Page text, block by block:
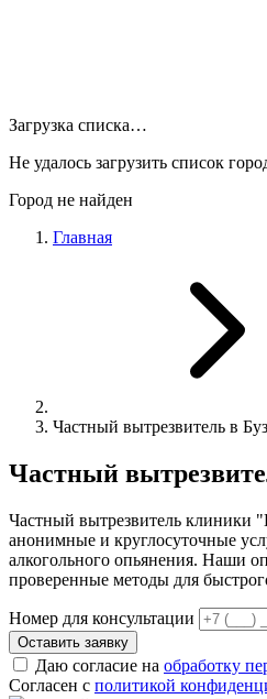
Загрузка списка…
Не удалось загрузить список
Город не найден
Главная
Частный вытрезвитель в
Частный
Частный вытрезвитель клиники
анонимные и круглосуточные
алкогольного опьянения. Наши
проверенные методы для
Номер для консультации
Оставить заявку
Даю согласие на обработку
Согласен с политикой